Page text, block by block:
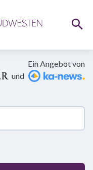
Ein Angebot von
und